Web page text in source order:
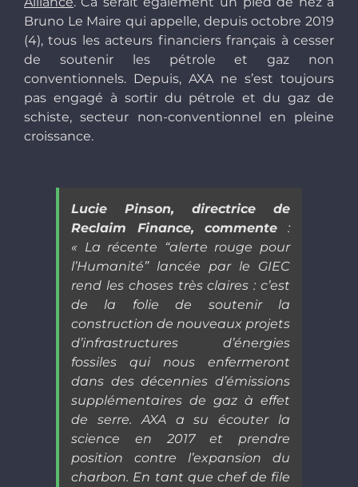
Bruno Le Maire qui appelle, depuis octobre 2019
(4), tous les acteurs financiers français à cesser
de soutenir les pétrole et gaz non
conventionnels. Depuis, AXA ne s’est toujours
pas engagé à sortir du pétrole et du gaz de
schiste, secteur non-conventionnel en pleine
croissance.
Lucie Pinson, directrice de
Reclaim Finance, commente :
« La récente “alerte rouge pour
l’Humanité” lancée par le GIEC
rend les choses très claires : c’est
de la folie de soutenir la
construction de nouveaux projets
d’infrastructures d’énergies
fossiles qui nous enfermeront
dans des décennies d’émissions
supplémentaires de gaz à effet
de serre. AXA a su écouter la
science en 2017 et prendre
position contre l’expansion du
charbon. En tant que chef de file